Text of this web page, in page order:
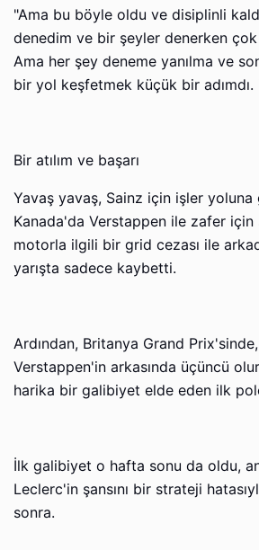
"Ama bu böyle oldu ve disiplinli
denedim ve bir şeyler denerken
Ama her şey deneme yanılma ve
bir yol keşfetmek küçük bir adımdı.
Bir atılım ve başarı
Yavaş yavaş, Sainz için işler yoluna
Kanada'da Verstappen ile zafer için
motorla ilgili bir grid cezası ile
yarışta sadece kaybetti.
Ardından, Britanya Grand
Verstappen'in arkasında üçüncü
harika bir galibiyet elde eden ilk
İlk galibiyet o hafta sonu da oldu,
Leclerc'in şansını bir strateji
sonra.